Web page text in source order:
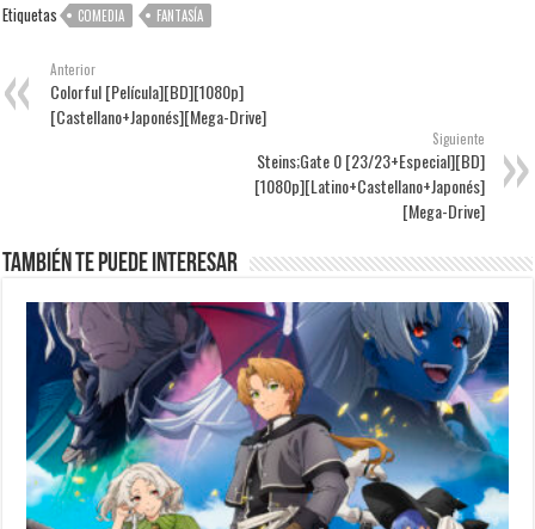
Etiquetas COMEDIA FANTASÍA
Anterior
Colorful [Película][BD][1080p]
[Castellano+Japonés][Mega-Drive]
Siguiente
Steins;Gate 0 [23/23+Especial][BD]
[1080p][Latino+Castellano+Japonés]
[Mega-Drive]
También te puede interesar